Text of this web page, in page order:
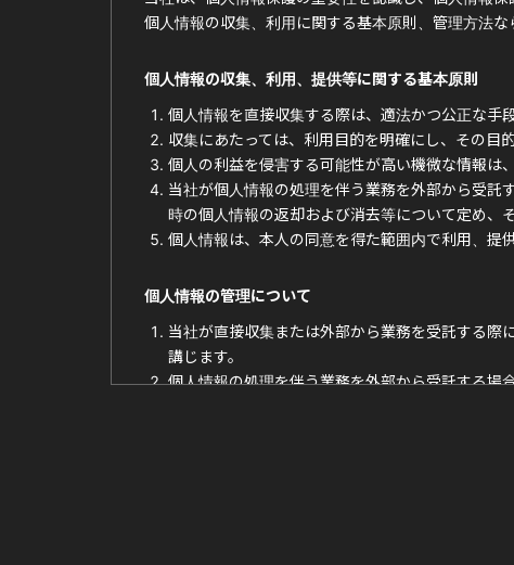
個人情報の収集、利用に関する基本原則、管理方法
個人情報の収集、利用、提供等に関する基本原則
個人情報を直接収集する際は、適法かつ公正な手
収集にあたっては、利用目的を明確にし、その目
個人の利益を侵害する可能性が高い機微な情報は
当社が個人情報の処理を伴う業務を外部から受託
時の個人情報の返却および消去等について定め、
個人情報は、本人の同意を得た範囲内で利用、提供
個人情報の管理について
当社が直接収集または外部から業務を受託する際
講じます。
個人情報の処理を伴う業務を外部から受託する場
当社は、個人情報の保護に関係する日本の法令及び